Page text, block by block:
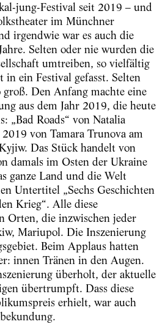
jung-Festival seit 2019 – und
im Münchner
irgendwie war es auch die
Selten oder nie wurden die
umtreiben, so vielfältig
ein Festival gefasst. Selten
Den Anfang machte eine
aus dem Jahr 2019, die heute
„Bad Roads“ von Natalia
von Tamara Trunova am
Das Stück handelt von
damals im Osten der Ukraine
ganze Land und die Welt
Untertitel „Sechs Geschichten
Krieg“. Alle diese
Orten, die inzwischen jeder
Mariupol. Die Inszenierung
Beim Applaus hatten
innen Tränen in den Augen.
überholt, der aktuelle
übertrumpft. Dass diese
erhielt, war auch